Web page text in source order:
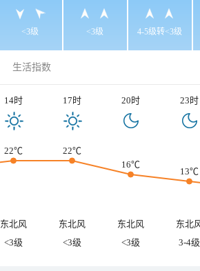
<3级 <3级 4-5级转<3级
生活指数
14时 17时 20时 23时
22℃
22℃
16℃
13℃
东北风 东北风 东北风
东北
<3级 <3级 <3级 3-4级